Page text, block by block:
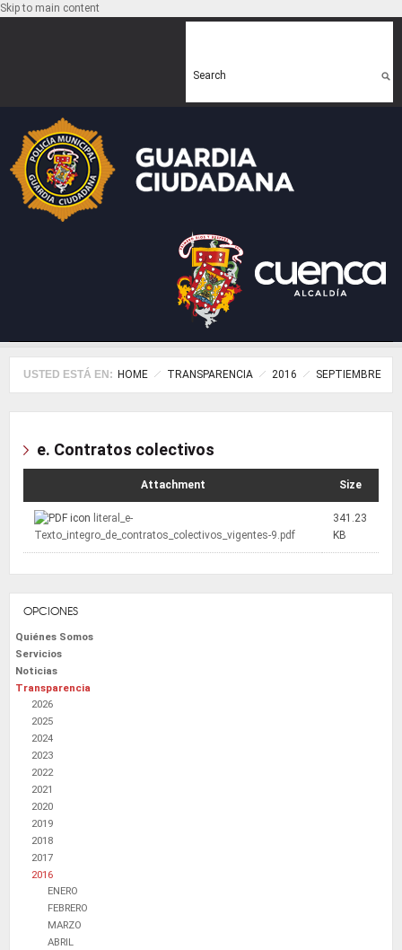
Skip to main content
Search
USTED ESTÁ EN: HOME TRANSPARENCIA 2016 SEPTIEMBRE
e. Contratos colectivos
Attachment Size
literal_e-
Texto_integro_de_contratos_colectivos_vigentes-9.pdf
341.23
KB
OPCIONES
Quiénes Somos
Servicios
Noticias
Transparencia
2026
2025
2024
2023
2022
2021
2020
2019
2018
2017
2016
ENERO
FEBRERO
MARZO
ABRIL